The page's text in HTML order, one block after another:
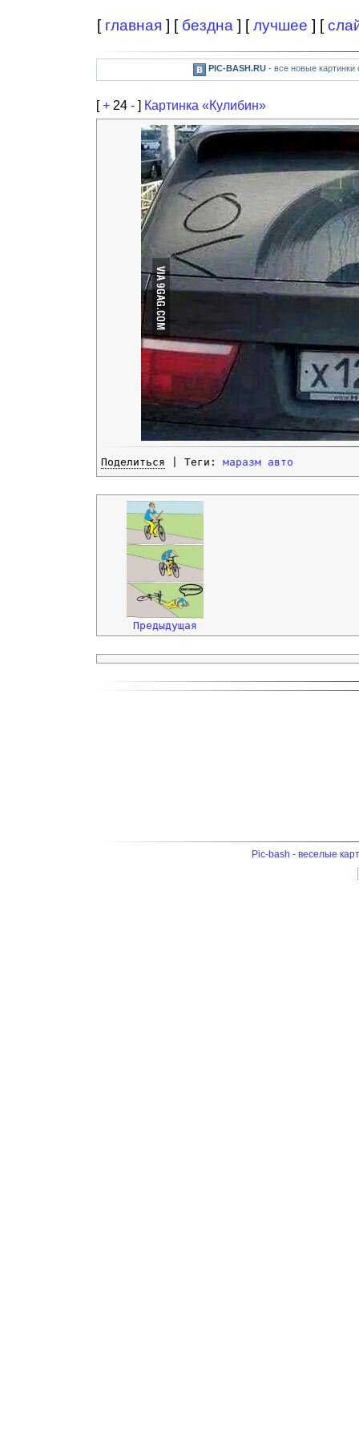
[ главная ] [ бездна ] [лучшее ] [
PIC-BASH.RU- все новые картинки
[+ 24 - ] Картинка «Кулибин»
Поделиться | Теги: маразм авто
Предыдущая
Pic-bash - веселые